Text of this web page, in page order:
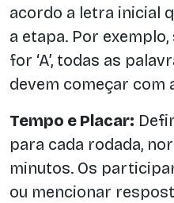
acordo a letra inicial
a etapa. Por
for ‘A’, todas as
devem começar com a
Tempo e Placar:
para cada rodada,
minutos. Os
ou mencionar